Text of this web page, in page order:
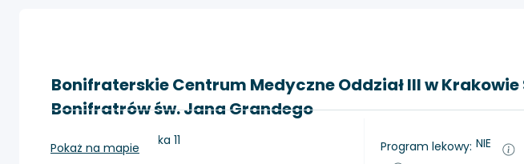
Bonifraterskie Centrum Medyczne Oddział III w
Bonifratrów św. Jana Grandego
Kraków, Trynitarska 11
Pokaż na mapie Program lekowy: NIE